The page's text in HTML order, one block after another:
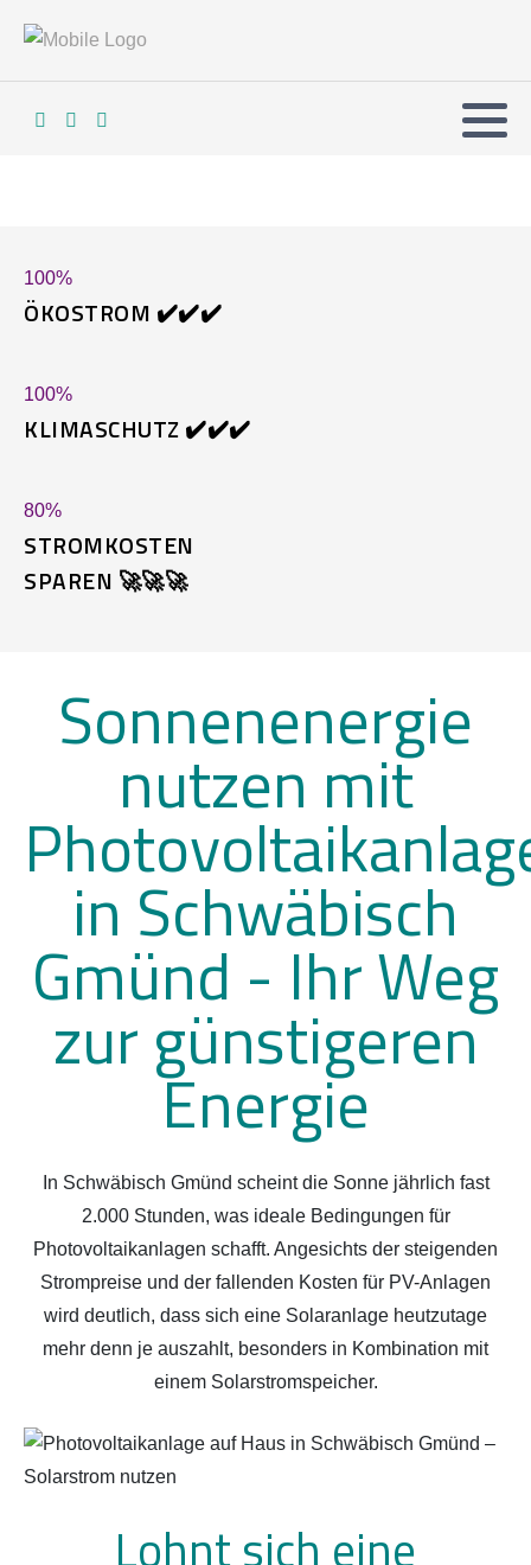
100%
ÖKOSTROM ✔️✔️✔️
100%
KLIMASCHUTZ ✔️✔️✔️
80%
STROMKOSTEN
SPAREN 🚀🚀🚀
Sonnenenergie
nutzen mit
in Schwäbisch
Gmünd - Ihr Weg
zur günstigeren
Energie
In Schwäbisch Gmünd scheint die Sonne jährlich fast
2.000 Stunden, was ideale Bedingungen für
Photovoltaikanlagen schafft. Angesichts der steigenden
Strompreise und der fallenden Kosten für PV-Anlagen
wird deutlich, dass sich eine Solaranlage heutzutage
mehr denn je auszahlt, besonders in Kombination mit
einem Solarstromspeicher.
Lohnt sich eine